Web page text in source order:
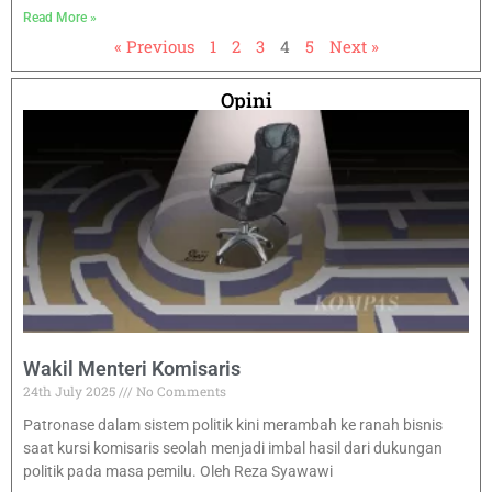
Read More »
« Previous 1 2 3 4 5 Next »
Opini
Wakil Menteri Komisaris
24th July 2025
No Comments
Patronase dalam sistem politik kini merambah ke ranah bisnis
saat kursi komisaris seolah menjadi imbal hasil dari dukungan
politik pada masa pemilu. Oleh Reza Syawawi